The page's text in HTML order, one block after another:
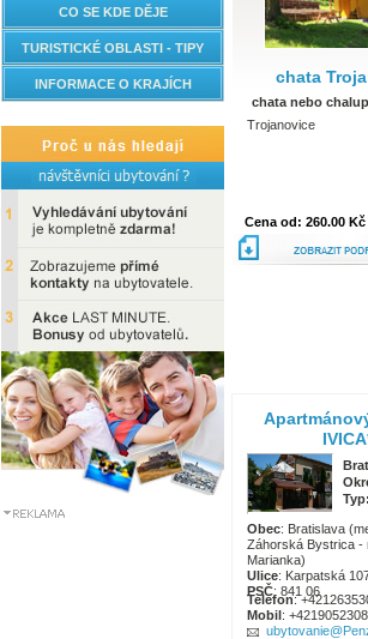
CO SE KDE DĚJE
TURISTICKÉ OBLASTI - TIPY
INFORMACE O KRAJÍCH chata
chata nebo
Trojanovice
Cena od: 260.00
Obec: Bratislava
Záhorská Bystrica -
Marianka)
Ulice: Karpatská
PSČ: 841 06
Telefon:
Mobil: